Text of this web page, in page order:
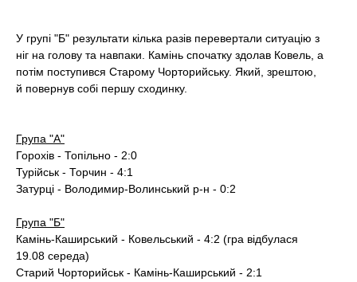
У групі "Б" результати кілька разів перевертали ситуацію з
ніг на голову та навпаки. Камінь спочатку здолав Ковель, а
потім поступився Старому Чорторийську. Який, зрештою,
й повернув собі першу сходинку.
Група "А"
Горохів - Топільно - 2:0
Турійськ - Торчин - 4:1
Затурці - Володимир-Волинський р-н - 0:2
Група "Б"
Камінь-Каширський - Ковельський - 4:2 (гра відбулася
19.08 середа)
Старий Чорторийськ - Камінь-Каширський - 2:1